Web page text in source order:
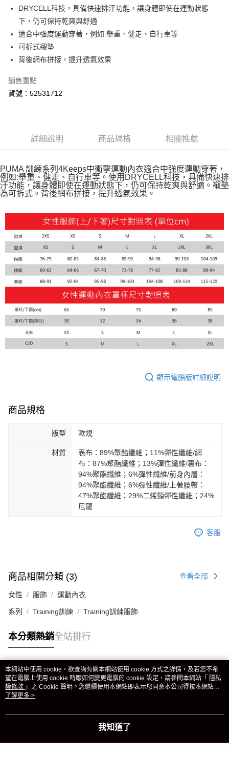
悠遊付
Google Pay
貨到付款
付款後全家取貨
每筆NT$100，滿NT$1,800(含以上)免運費
每筆NT$150，滿NT$1,800(含以上)免運費
宅配貨到付款(離島恕不配送)
DRYCELL科技，具備快速排汗功能，讓身體即使在運動狀態
下，仍可保持乾爽與舒適
適合中強度運動穿著，例如:舉重、健走、自行車等
可拆式襯墊
背後網布拼接，提升透氣效果
銷售重點
貨號：52531712
詳細說明 商品規格 相關推薦
PUMA 訓練系列4Keeps中衝擊運動內衣適合中強度運動穿著，
例如:舉重、健走、自行車等。使用DRYCELL科技，具備快速排
汗功能，讓身體即使在運動狀態下，仍可保持乾爽與舒適。襯墊
為可拆式。背後網布拼接，提升透氣效果。
顯示電腦版詳細說明
商品規格
版型 歐規
材質
表布：89%聚酯纖維；11%彈性纖維/網
布：87%聚酯纖維；13%彈性纖維/裏布：
94%聚酯纖維；6%彈性纖維/前身內層：
94%聚酯纖維；6%彈性纖維/上著腰帶：
47%聚酯纖維；29%二烯類彈性纖維；24%
尼龍
客服
商品相關分類 (3) 查看全部
女性 服飾 運動內衣
系列 Training訓練 Training訓練服飾
本分類熱銷全站排行
熱門標籤
本網站中使用 cookie，欲查詢有關本網站使用 cookie 方式之詳情，及若您不希
望在電腦上使用 cookie 時應如何變更電腦的 cookie 設定，請參閱本網站「 隱私
權條款 」之 Cookie 聲明。您繼續使用本網站即表示您同意本公司得按本網站使
用條款之 Cookie 聲明使用 cookie。
了解更多 >
我知道了